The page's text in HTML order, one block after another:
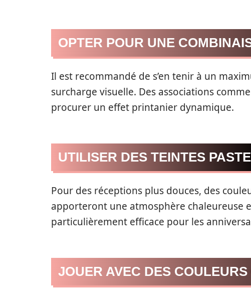
OPTER POUR UNE
Il est recommandé de s’en tenir à un
surcharge visuelle. Des associations
procurer un effet printanier dynamique.
UTILISER DES TEINTES
Pour des réceptions plus douces, des
apporteront une atmosphère chaleureuse
particulièrement efficace pour les
JOUER AVEC DES